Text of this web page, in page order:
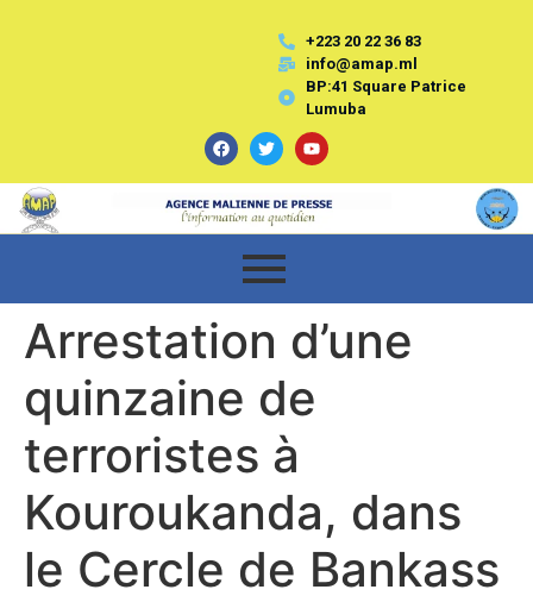
+223 20 22 36 83
info@amap.ml
BP:41 Square Patrice
Lumuba
Arrestation d’une
quinzaine de
terroristes à
Kouroukanda, dans
le Cercle de Bankass